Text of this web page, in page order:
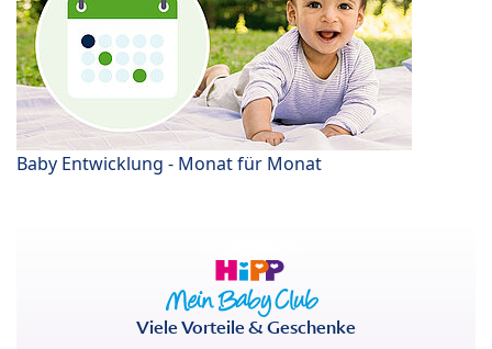
Baby Entwicklung - Monat für Monat
Viele Vorteile & Geschenke